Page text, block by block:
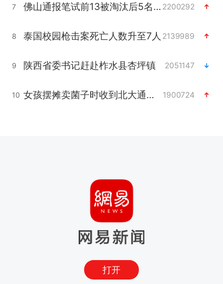
7 佛山通报笔试前13被淘汰后5名进体检 2200292
8 泰国校园枪击案死亡人数升至7人 2139989
9 陕西省委书记赶赴柞水县杏坪镇 2051147
10 女孩摆摊卖菌子时收到北大通知书 1900724
打开